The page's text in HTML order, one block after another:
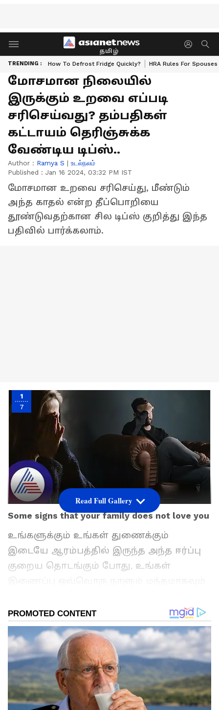
தமிழ்
TRENDING : How To Defrost Fridge Quickly? HRA Rules For Spouses
மோசமான நிலையில்
இருக்கும் உறவை எப்படி
சரிசெய்வது? தம்பதிகள்
கட்டாயம் தெரிஞ்சுக்க
வேண்டிய டிப்ஸ்..
Author : Ramya S | உடல்நலம்
Published : Jan 16 2024, 03:32 PM IST
மோசமான உறவை சரிசெய்து, மீண்டும்
அந்த காதல் என்ற தீப்பொறியை
தூண்டுவதற்கான சில டிப்ஸ் குறித்து இந்த
பதிவில் பார்க்கலாம்.
1
7
Some signs that your family does not love you
உங்களுக்கும் உங்கள் துணைக்கும்
இடையே ஆரம்பத்தில் இருந்த அந்த ஈர்ப்பு
குறைய தொடங்கும் போது, உங்கள்
கவனித்தீர்களா? எனவே உங்கள் உறவு
மோசமாகி கொண்டே போகும் தருவாயில்
இருப்பதை நீங்கள் கண்டால், சிக்கல்களைத்
தீர்ப்பது மற்றும் இணைப்பைப் புதுப்பிக்க
செயலூக்கமான நடவடிக்கைகளை எடுப்பது
முக்கியம். மோசமான உறவை சரிசெய்து,
மீண்டும் அந்த காதல் என்ற தீப்பொறியை
Read Full Gallery